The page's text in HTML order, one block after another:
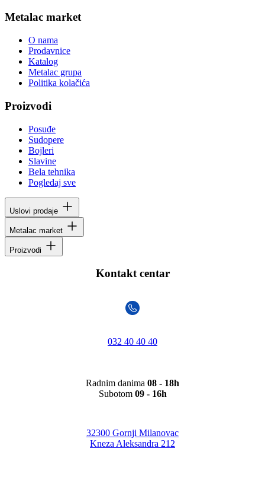
Metalac market
O nama
Prodavnice
Katalog
Metalac grupa
Politika kolačića
Proizvodi
Posuđe
Sudopere
Bojleri
Slavine
Bela tehnika
Pogledaj sve
Uslovi prodaje
Metalac market
Proizvodi
Kontakt centar
032 40 40 40
Radnim danima 08 - 18h
Subotom 09 - 16h
32300 Gornji Milanovac
Kneza Aleksandra 212